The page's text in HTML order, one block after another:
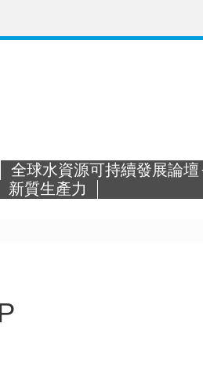
全球水資源可持續發展論壇
新質生產力